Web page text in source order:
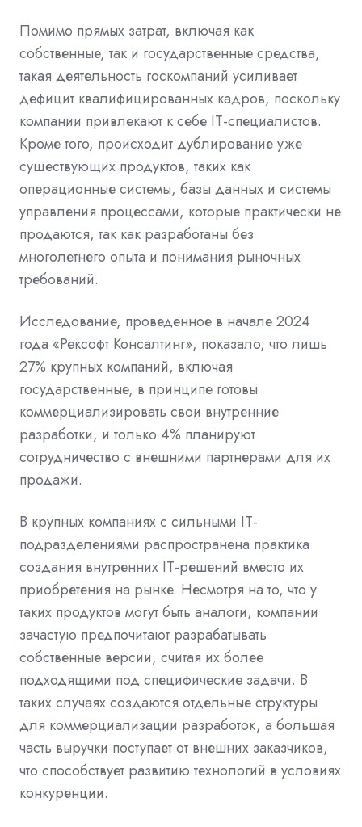
Помимо прямых затрат, включая как
собственные, так и государственные средства,
такая деятельность госкомпаний усиливает
дефицит квалифицированных кадров, поскольку
компании привлекают к себе IT-специалистов.
Кроме того, происходит дублирование уже
существующих продуктов, таких как
операционные системы, базы данных и системы
управления процессами, которые практически не
продаются, так как разработаны без
многолетнего опыта и понимания рыночных
требований.
Исследование, проведенное в начале 2024
года «Рексофт Консалтинг», показало, что лишь
27% крупных компаний, включая
государственные, в принципе готовы
коммерциализировать свои внутренние
разработки, и только 4% планируют
сотрудничество с внешними партнерами для их
продажи.
В крупных компаниях с сильными IT-
подразделениями распространена практика
создания внутренних IT-решений вместо их
приобретения на рынке. Несмотря на то, что у
таких продуктов могут быть аналоги, компании
зачастую предпочитают разрабатывать
собственные версии, считая их более
подходящими под специфические задачи. В
таких случаях создаются отдельные структуры
для коммерциализации разработок, а большая
часть выручки поступает от внешних заказчиков,
что способствует развитию технологий в условиях
конкуренции.